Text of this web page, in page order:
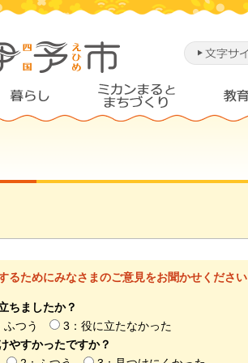
るためにみなさまのご意見をお聞かせください
ちましたか？
ふつう
3：役に立たなかった
やすかったですか？